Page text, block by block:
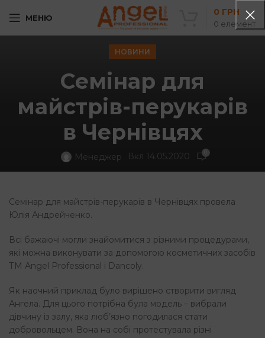
МЕНЮ
0 елемент
0 ГРН
НОВИНИ
Семінар для
майстрів-перукарів
в Чернівцях
Менеджер Вкл 14.05.2020
Семінар для майстрів-перукарів в Чернівцях провела
Юлія Андрейченко.
Всі бажаючі могли знайомитися з різними процедурами,
які можна виконувати за допомогою косметичних засобів
ТМ Angel Professional і Dancoly.
Як наочний приклад було вирішено створити вигляд
Ангела. Для цього потрібна була модель – вибрали
дівчину із залу, яка люб’язно погодилася стати
добровольцем. Вона на собі протестувала різні